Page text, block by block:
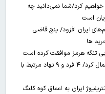
کرد/شما نمی‌دانید چه
است
تحریم‌های ایران افزود/ پنج قاضی
ها
تنگه هرمز موافقت کرده است
آمریکا تحریم‌های جدیدی علیه ایران اعمال کرد/ ۴ فرد و ۹ نهاد مرتبط با
ایران به اعماق کوه کلنگ